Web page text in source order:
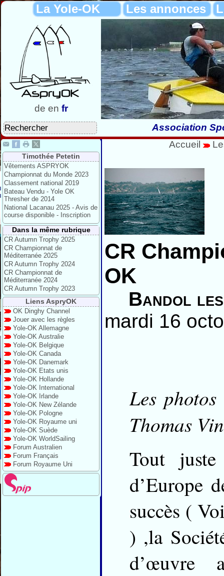
La Yole-OK Les annonces
de en fr
Association
Timothée Petetin
Vêtements ASPRYOK
Championnat du Monde 2023
Classement national 2019
Bateau Vendu - Yole OK
Thresher de 2014
National Lacanau 2025 - Avis de
course disponible - Inscription
Dans la même rubrique
CR Autumn Trophy 2025
CR Championnat de
Méditerranée 2025
CR Autumn Trophy 2024
CR Championnat de
Méditerranée 2024
CR Autumn Trophy 2023
Liens AspryOK
OK Dinghy Channel
Jouer avec les règles
Yole-OK Allemagne
Yole-OK Australie
Yole-OK Belgique
Yole-OK Canada
Yole-OK Danemark
Yole-OK Etats unis
Yole-OK Hollande
Yole-OK International
Yole-OK Irlande
Yole-OK New Zélande
Yole-OK Pologne
Yole-OK Royaume uni
Yole-OK Suède
Yole-OK WorldSailing
Forum Australien
Forum Français
Forum Royaume Uni
Accueil
CR
OK
Bandol
mardi 16
Les
Thomas
Tout
d’Europe
succès (
) ,la
d’œuvre